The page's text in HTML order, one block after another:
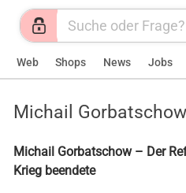
Web Shops News Jobs
Michail
Michail Gorbatschow – Der
Krieg beendete